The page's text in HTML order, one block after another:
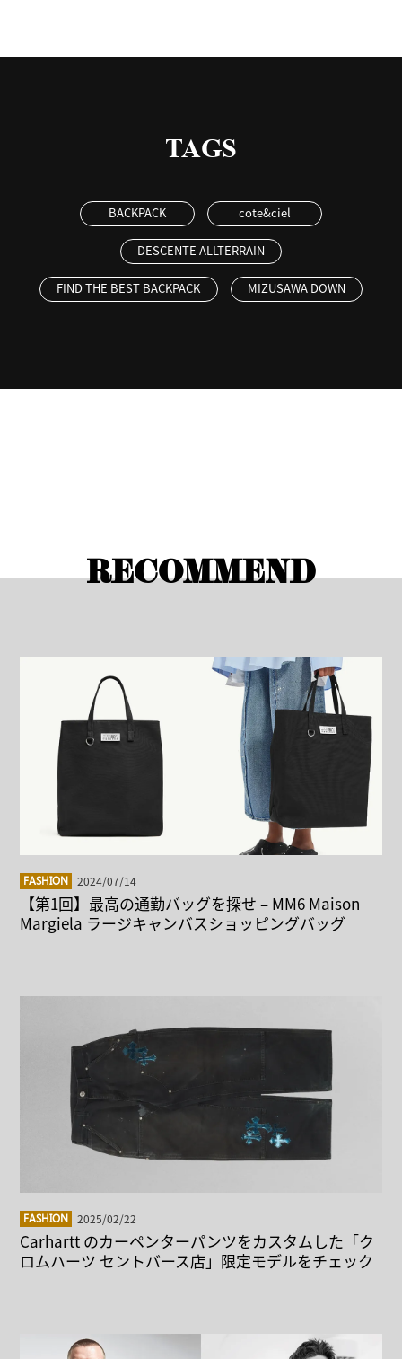
TAGS
BACKPACK cote&ciel
DESCENTE ALLTERRAIN
FIND THE BEST BACKPACK MIZUSAWA DOWN
RECOMMEND
FASHION 2024/07/14
【第1回】最高の通勤バッグを探せ – MM6 Maison
Margiela ラージキャンバスショッピングバッグ
FASHION 2025/02/22
Carhartt のカーペンターパンツをカスタムした「ク
ロムハーツ セントバース店」限定モデルをチェック